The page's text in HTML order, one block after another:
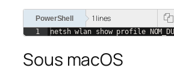
PowerShell 1 lines
1 netsh wlan show profile
Sous macOS